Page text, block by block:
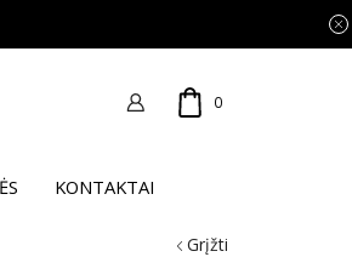
0
KONTAKTAI
Grįžti